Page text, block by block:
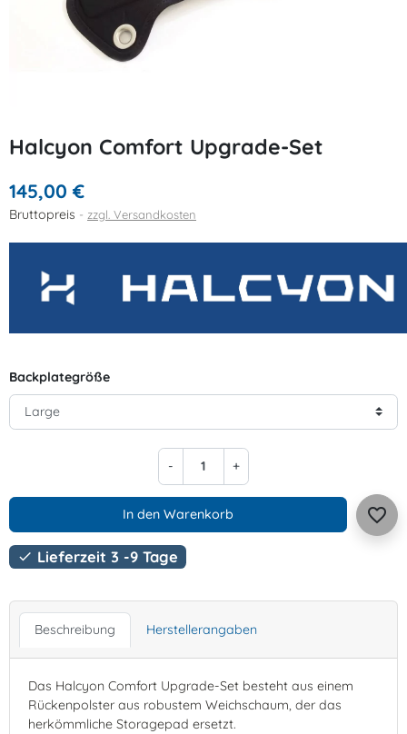
Halcyon Comfort Upgrade-Set
145,00 €
Bruttopreis zzgl. Versandkosten
Backplategröße
- +
In den Warenkorb favorite_border
 Lieferzeit 3 -9 Tage
Beschreibung Herstellerangaben
Das Halcyon Comfort Upgrade-Set besteht aus einem
Rückenpolster aus robustem Weichschaum, der das
herkömmliche Storagepad ersetzt.